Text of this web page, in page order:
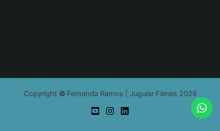
Copyright © Fernanda Ramos | Jugular Filmes 2026